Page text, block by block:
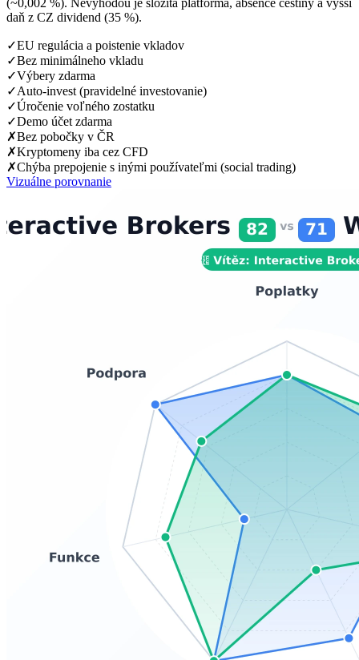
daň z CZ dividend (35 %).
✓EU regulácia a poistenie vkladov
✓Bez minimálneho vkladu
✓Výbery zdarma
✓Auto-invest (pravidelné investovanie)
✓Úročenie voľného zostatku
✓Demo účet zdarma
✗Bez pobočky v ČR
✗Kryptomeny iba cez CFD
✗Chýba prepojenie s inými používateľmi (social trading)
Vizuálne porovnanie